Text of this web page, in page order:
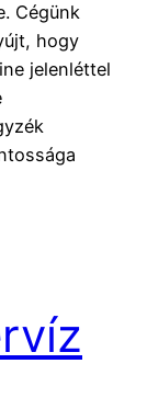
Cégünk
hogy
jelenléttel